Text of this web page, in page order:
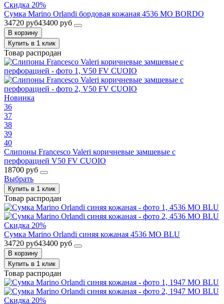
Скидка 20%
Сумка Marino Orlandi бордовая кожаная 4536 MO BORDO
34720 руб43400 руб
В корзину
Купить в 1 клик
Товар распродан
Новинка
36
37
38
39
40
Слипоны Francesco Valeri коричневые замшевые с
перфорацией V50 FV CUOIO
18700 руб
Выбрать
Купить в 1 клик
Товар распродан
Скидка 20%
Сумка Marino Orlandi синяя кожаная 4536 MO BLU
34720 руб43400 руб
В корзину
Купить в 1 клик
Товар распродан
Скидка 20%